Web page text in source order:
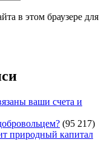
в этом браузере для
ваши счета и
(95 217)
природный капитал